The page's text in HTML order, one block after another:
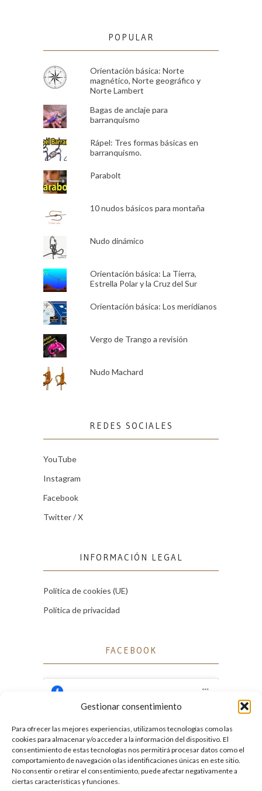
Gestionar consentimiento
Para ofrecer las mejores experiencias, utilizamos tecnologías como las
cookies para almacenar y/o acceder a la información del dispositivo. El
consentimiento de estas tecnologías nos permitirá procesar datos como el
comportamiento de navegación o las identificaciones únicas en este sitio.
No consentir o retirar el consentimiento, puede afectar negativamente a
ciertas características y funciones.
POPULAR
Orientación básica: Norte
magnético, Norte geográfico y
Norte Lambert
Bagas de anclaje para
barranquismo
Rápel: Tres formas básicas en
barranquismo.
Parabolt
10 nudos básicos para montaña
Nudo dinámico
Orientación básica: La Tierra,
Estrella Polar y la Cruz del Sur
Orientación básica: Los meridianos
Vergo de Trango a revisión
Nudo Machard
REDES SOCIALES
YouTube
Instagram
Facebook
Twitter / X
INFORMACIÓN LEGAL
Política de cookies (UE)
Política de privacidad
FACEBOOK
Facebook
Haz clic para aceptar cookies de marketing
y permitir este contenido